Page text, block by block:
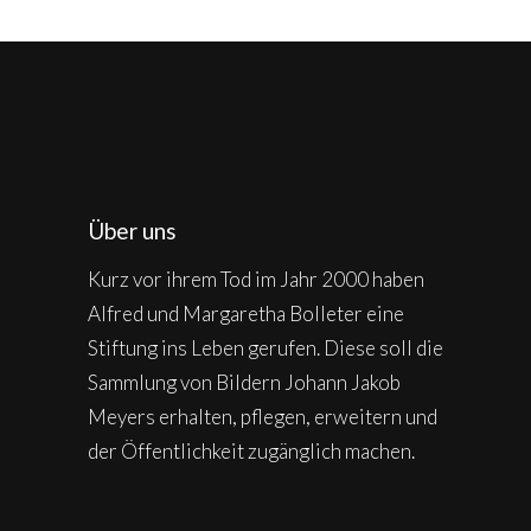
Über uns
Kurz vor ihrem Tod im Jahr 2000 haben
Alfred und Margaretha Bolleter eine
Stiftung ins Leben gerufen. Diese soll die
Sammlung von Bildern Johann Jakob
Meyers erhalten, pflegen, erweitern und
der Öffentlichkeit zugänglich machen.